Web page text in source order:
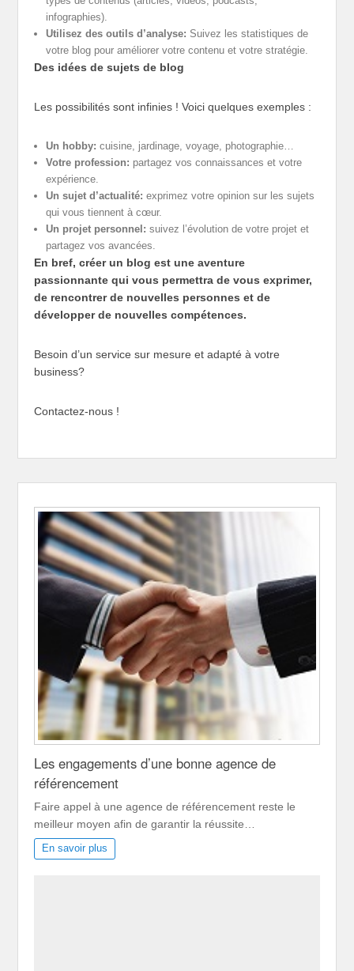
infographies).
Utilisez des outils d’analyse: Suivez les statistiques de
votre blog pour améliorer votre contenu et votre stratégie.
Des idées de sujets de blog
Les possibilités sont infinies ! Voici quelques exemples :
Un hobby: cuisine, jardinage, voyage, photographie…
Votre profession: partagez vos connaissances et votre
expérience.
Un sujet d’actualité: exprimez votre opinion sur les sujets
qui vous tiennent à cœur.
Un projet personnel: suivez l’évolution de votre projet et
partagez vos avancées.
En bref, créer un blog est une aventure
passionnante qui vous permettra de vous exprimer,
de rencontrer de nouvelles personnes et de
développer de nouvelles compétences.
Besoin d’un service sur mesure et adapté à votre
business?
Contactez-nous !
Les engagements d’une bonne agence de
référencement
Faire appel à une agence de référencement reste le
meilleur moyen afin de garantir la réussite…
En savoir plus